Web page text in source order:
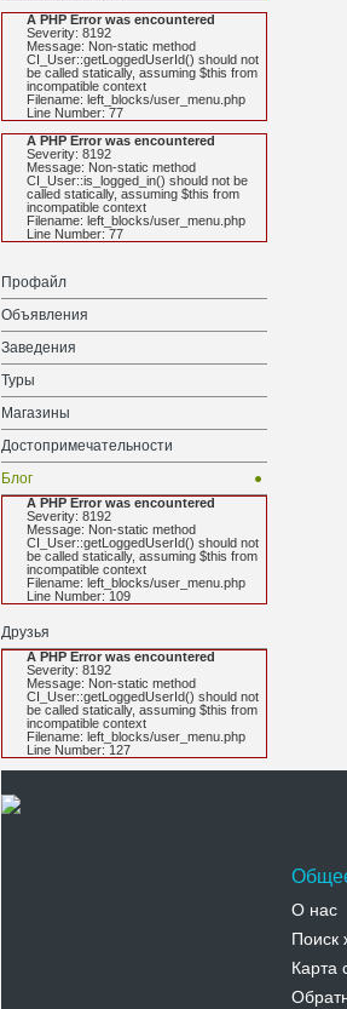
A PHP Error was encountered
Severity: 8192
Message: Non-static method
CI_User::getLoggedUserId() should not
be called statically, assuming $this from
incompatible context
Filename: left_blocks/user_menu.php
Line Number: 77
A PHP Error was encountered
Severity: 8192
Message: Non-static method
CI_User::is_logged_in() should not be
called statically, assuming $this from
incompatible context
Filename: left_blocks/user_menu.php
Line Number: 77
Профайл
Объявления
Заведения
Туры
Магазины
Достопримечательности
Блог
A PHP Error was encountered
Severity: 8192
Message: Non-static method
CI_User::getLoggedUserId() should not
be called statically, assuming $this from
incompatible context
Filename: left_blocks/user_menu.php
Line Number: 109
Друзья
A PHP Error was encountered
Severity: 8192
Message: Non-static method
CI_User::getLoggedUserId() should not
be called statically, assuming $this from
incompatible context
Filename: left_blocks/user_menu.php
Line Number: 127
О нас
Поиск
Карта